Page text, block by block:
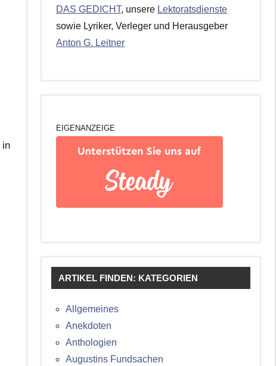
in
DAS GEDICHT, unsere Lektoratsdienste
sowie Lyriker, Verleger und Herausgeber
Anton G. Leitner
EIGENANZEIGE
ARTIKEL FINDEN: KATEGORIEN
Allgemeines
Anekdoten
Anthologien
Augustins Fundsachen